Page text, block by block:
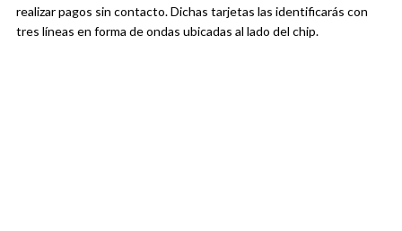
realizar pagos sin contacto. Dichas tarjetas las identificarás con
tres líneas en forma de ondas ubicadas al lado del chip.